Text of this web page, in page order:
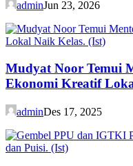
adminJun 23, 2026
Mudyat Noor Temui
Ekonomi Kreatif
adminDes 17, 2025